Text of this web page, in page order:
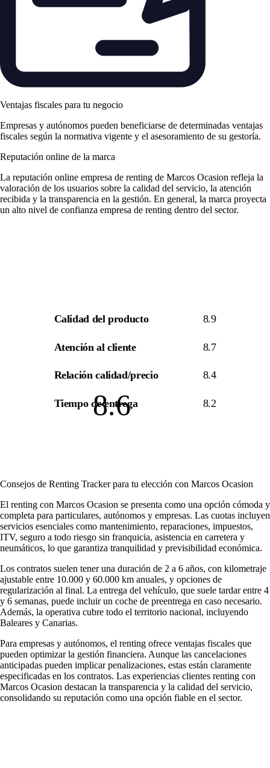
Ventajas fiscales para tu negocio
Empresas y autónomos pueden beneficiarse de determinadas ventajas
fiscales según la normativa vigente y el asesoramiento de su gestoría.
Reputación online de la marca
La reputación online empresa de renting de Marcos Ocasion refleja la
valoración de los usuarios sobre la calidad del servicio, la atención
recibida y la transparencia en la gestión. En general, la marca proyecta
un alto nivel de confianza empresa de renting dentro del sector.
8.6
Calidad del producto 8.9
Atención al cliente 8.7
Relación calidad/precio 8.4
Tiempo de entrega 8.2
Consejos de Renting Tracker para tu elección con Marcos Ocasion
El renting con Marcos Ocasion se presenta como una opción cómoda y
completa para particulares, autónomos y empresas. Las cuotas incluyen
servicios esenciales como mantenimiento, reparaciones, impuestos,
ITV, seguro a todo riesgo sin franquicia, asistencia en carretera y
neumáticos, lo que garantiza tranquilidad y previsibilidad económica.
Los contratos suelen tener una duración de 2 a 6 años, con kilometraje
ajustable entre 10.000 y 60.000 km anuales, y opciones de
regularización al final. La entrega del vehículo, que suele tardar entre 4
y 6 semanas, puede incluir un coche de preentrega en caso necesario.
Además, la operativa cubre todo el territorio nacional, incluyendo
Baleares y Canarias.
Para empresas y autónomos, el renting ofrece ventajas fiscales que
pueden optimizar la gestión financiera. Aunque las cancelaciones
anticipadas pueden implicar penalizaciones, estas están claramente
especificadas en los contratos. Las experiencias clientes renting con
Marcos Ocasion destacan la transparencia y la calidad del servicio,
consolidando su reputación como una opción fiable en el sector.